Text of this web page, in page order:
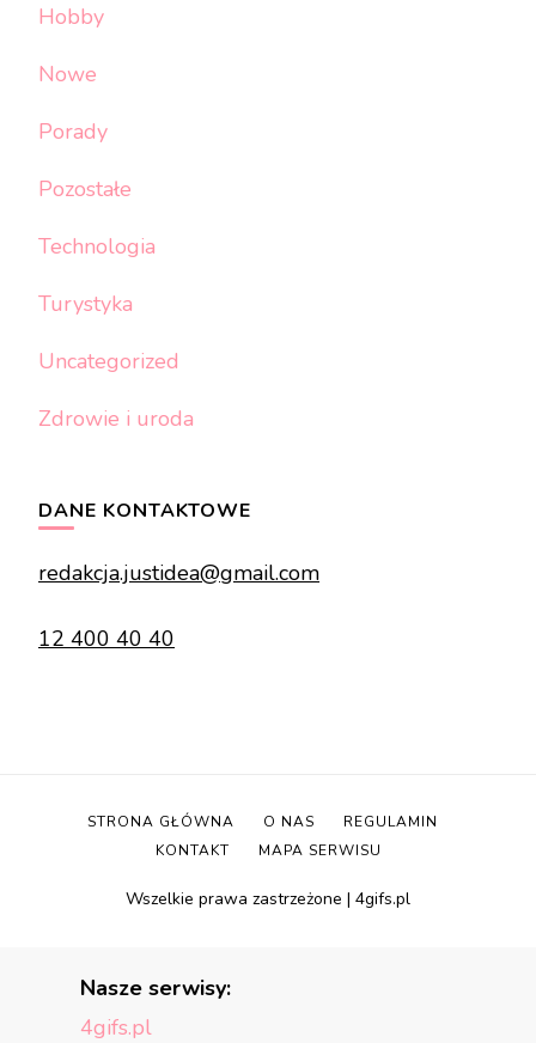
Hobby
Nowe
Porady
Pozostałe
Technologia
Turystyka
Uncategorized
Zdrowie i uroda
DANE KONTAKTOWE
redakcja.justidea@gmail.com
12 400 40 40
Wszelkie prawa zastrzeżone | 4gifs.pl
STRONA GŁÓWNA O NAS
REGULAMIN
KONTAKT
MAPA SERWISU
Nasze serwisy:
4gifs.pl